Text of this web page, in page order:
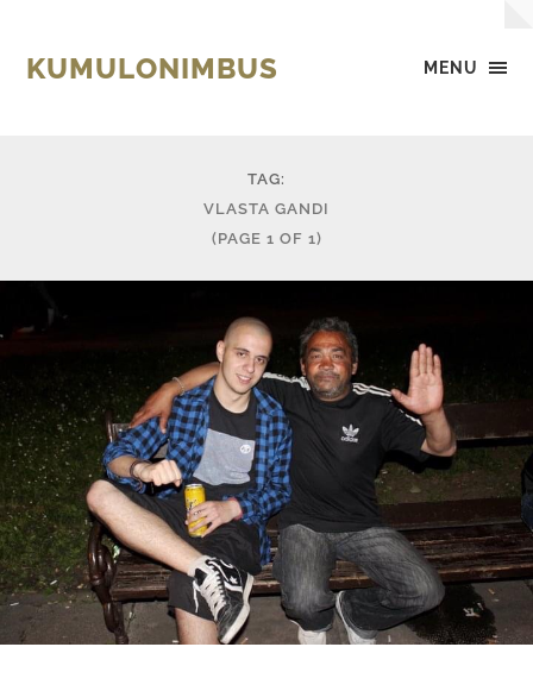
MENU
KUMULONIMBUS
TAG:
VLASTA GANDI
(PAGE 1 OF 1)